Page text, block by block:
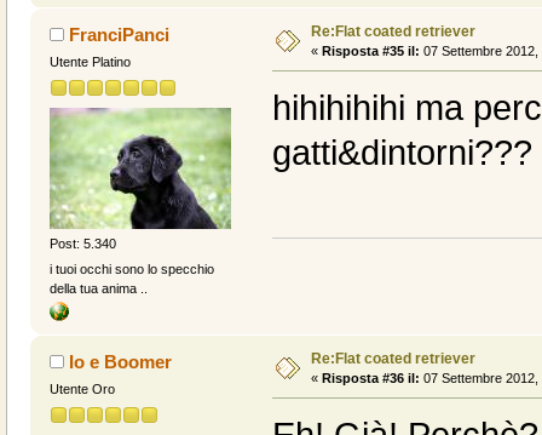
FranciPanci
Utente Platino
Post: 5.340
i tuoi occhi sono lo specchio
della tua anima ..
Re:Flat coated retriever
« Risposta #35 il: 07 Settembre 2012,
hihihihihi ma
Io e Boomer
Utente Oro
Re:Flat coated retriever
« Risposta #36 il: 07 Settembre 2012,